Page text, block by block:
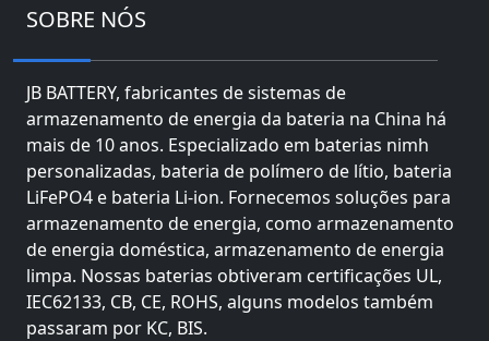
SOBRE NÓS
JB BATTERY, fabricantes de sistemas de
armazenamento de energia da bateria na China há
mais de 10 anos. Especializado em baterias nimh
personalizadas, bateria de polímero de lítio, bateria
LiFePO4 e bateria Li-ion. Fornecemos soluções para
armazenamento de energia, como armazenamento
de energia doméstica, armazenamento de energia
limpa. Nossas baterias obtiveram certificações UL,
IEC62133, CB, CE, ROHS, alguns modelos também
passaram por KC, BIS.